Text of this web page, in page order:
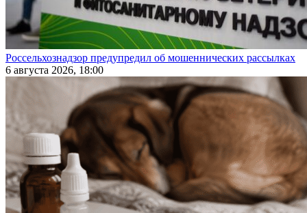
Россельхознадзор предупредил об мошеннических рассылках
6 августа 2026, 18:00